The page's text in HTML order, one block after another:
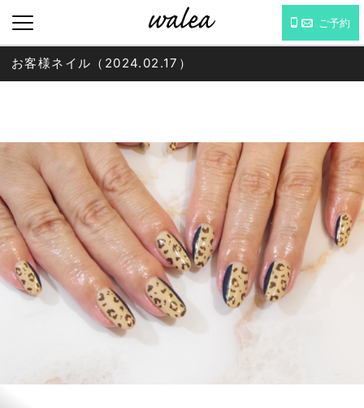
ご予約
お客様ネイル（2024.02.17）